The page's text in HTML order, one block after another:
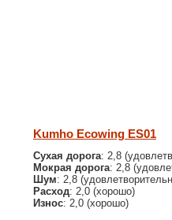
Kumho Ecowing ES01
Сухая дорога: 2,8
Мокрая дорога: 2,8
Шум: 2,8
Расход: 2,0 (хорошо)
Износ: 2,0 (хорошо)